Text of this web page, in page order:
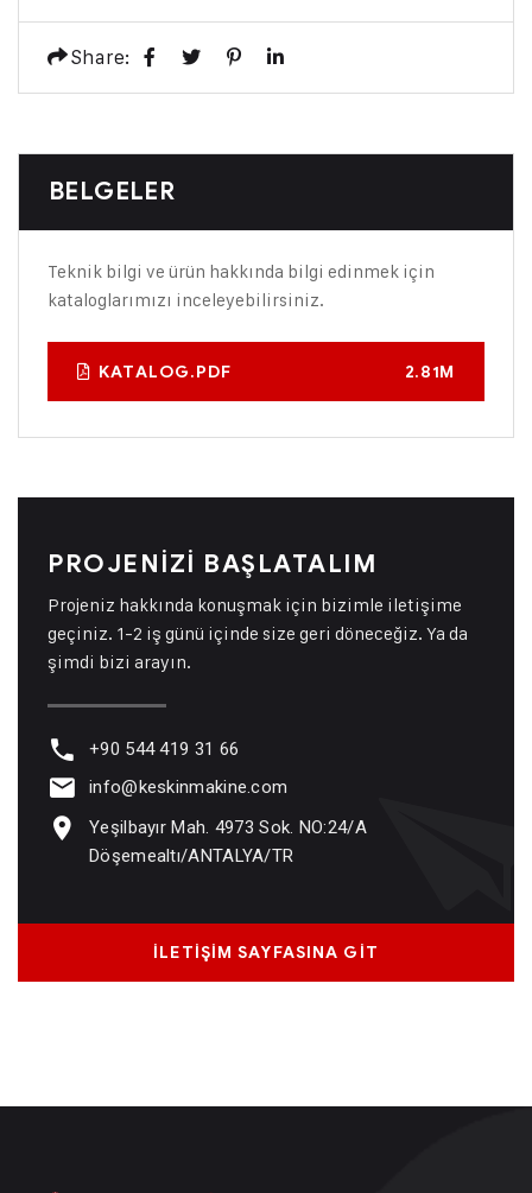
Share:
BELGELER
Teknik bilgi ve ürün hakkında bilgi edinmek için
kataloglarımızı inceleyebilirsiniz.
KATALOG.PDF 2.81M
PROJENİZİ BAŞLATALIM
Projeniz hakkında konuşmak için bizimle iletişime
geçiniz. 1-2 iş günü içinde size geri döneceğiz. Ya da
şimdi bizi arayın.
+90 544 419 31 66
info@keskinmakine.com
Yeşilbayır Mah. 4973 Sok. NO:24/A
Döşemealtı/ANTALYA/TR
İLETİŞİM SAYFASINA GİT